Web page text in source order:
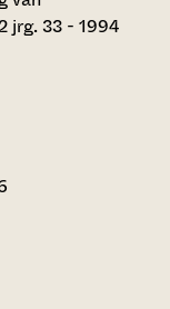
jrg. 33 - 1994